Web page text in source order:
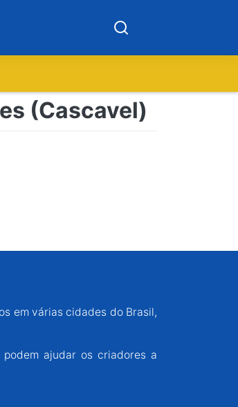
(Cascavel)
em várias cidades do Brasil,
ajudar os criadores a